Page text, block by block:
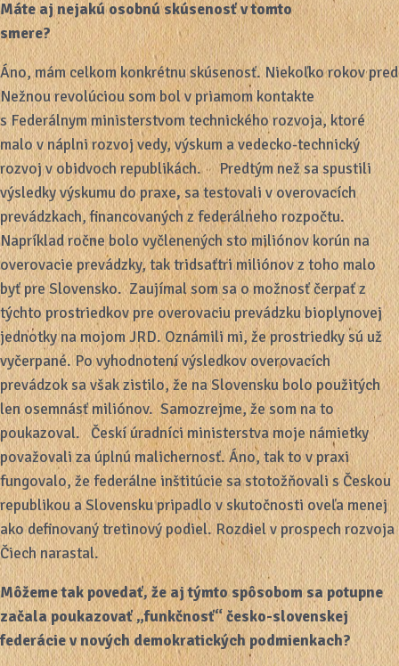
Máte aj nejakú osobnú skúsenosť v tomto
smere?
Áno, mám celkom konkrétnu skúsenosť. Niekoľko rokov pred
Nežnou revolúciou som bol v priamom kontakte
s Federálnym ministerstvom technického rozvoja, ktoré
malo v náplni rozvoj vedy, výskum a vedecko-technický
rozvoj v obidvoch republikách. Predtým než sa spustili
výsledky výskumu do praxe,sa testovali v overovacích
prevádzkach, financovaných z federálneho rozpočtu.
Napríklad ročne bolo vyčlenených sto miliónov korún na
overovacie prevádzky, tak tridsaťtri miliónov z toho malo
byť pre Slovensko. Zaujímal som sa o možnosť čerpať z
týchto prostriedkov pre overovaciu prevádzku bioplynovej
jednotky na mojom JRD. Oznámili mi, že prostriedky sú už
vyčerpané. Po vyhodnotení výsledkov overovacích
prevádzok sa však zistilo, že na Slovensku bolo použitých
len osemnásť miliónov. Samozrejme, že som na to
poukazoval. Českí úradníci ministerstva moje námietky
považovali za úplnú malichernosť. Áno, tak to v praxi
fungovalo, že federálne inštitúcie sa stotožňovali s Českou
republikou a Slovensku pripadlo v skutočnosti oveľa menej
ako definovaný tretinový podiel. Rozdiel v prospech rozvoja
Čiech narastal.
Môžeme tak povedať, že aj týmto spôsobom sa potupne
začala poukazovať „funkčnosť“ česko-slovenskej
federácie v nových demokratických podmienkach?